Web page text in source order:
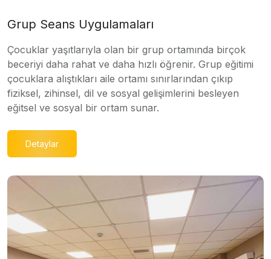
Grup Seans Uygulamaları
Çocuklar yaşıtlarıyla olan bir grup ortamında birçok
beceriyi daha rahat ve daha hızlı öğrenir. Grup eğitimi
çocuklara alıştıkları aile ortamı sınırlarından çıkıp
fiziksel, zihinsel, dil ve sosyal gelişimlerini besleyen
eğitsel ve sosyal bir ortam sunar.
Detaylar